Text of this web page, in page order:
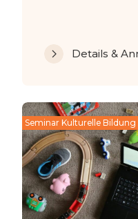
Details &
Seminar Kulturelle Bildung